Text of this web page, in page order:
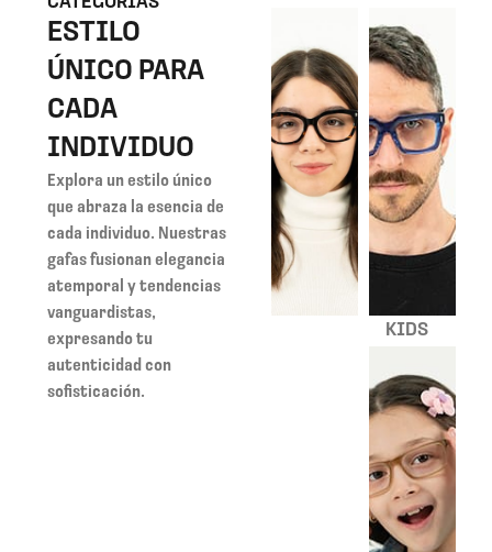
ESTILO
ÚNICO PARA
CADA
INDIVIDUO
Explora un estilo único
que abraza la esencia de
cada individuo. Nuestras
gafas fusionan elegancia
atemporal y tendencias
vanguardistas,
expresando tu
autenticidad con
sofisticación.
KIDS